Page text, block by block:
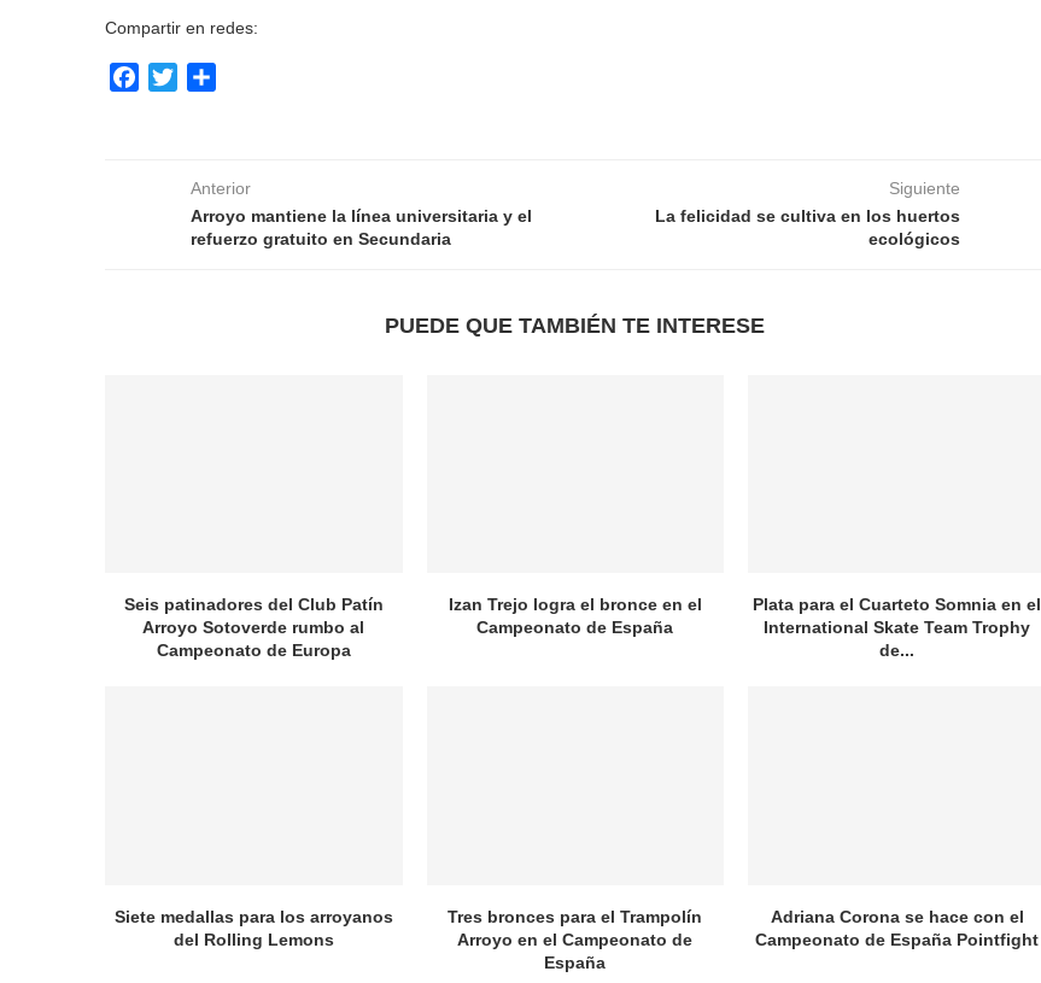
Compartir en redes:
Facebook
Twitter
Anterior
Arroyo mantiene la línea universitaria y el
refuerzo gratuito en Secundaria
Siguiente
La felicidad se cultiva en los huertos
ecológicos
PUEDE QUE TAMBIÉN TE INTERESE
Seis patinadores del Club Patín
Arroyo Sotoverde rumbo al
Campeonato de Europa
Izan Trejo logra el bronce en el
Campeonato de España
Plata para el Cuarteto Somnia en el
International Skate Team Trophy
de...
Siete medallas para los arroyanos
del Rolling Lemons
Tres bronces para el Trampolín
Arroyo en el Campeonato de
España
Adriana Corona se hace con el
Campeonato de España Pointfight